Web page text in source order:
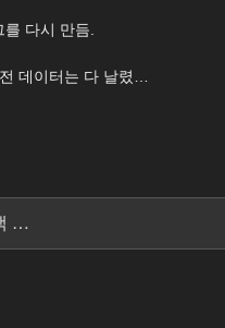
를 다시 만듬.
데이터는 다 날렸…